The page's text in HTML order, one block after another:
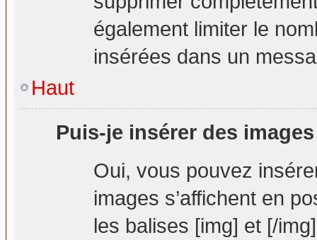
également limiter le
insérées dans un
Haut
Puis-je insérer des
Oui, vous pouvez
images s’affichent en
les balises [img] et [/